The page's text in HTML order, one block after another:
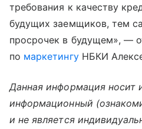
требования к качеству
будущих заемщиков, тем
просрочек в будущем», —
по маркетингуНБКИ
Данная информация носит
информационный
и не является